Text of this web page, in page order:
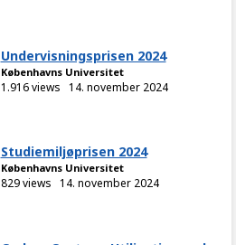
Undervisningsprisen 2024
Københavns Universitet
1.916 views 14. november 2024
Studiemiljøprisen 2024
Københavns Universitet
829 views 14. november 2024